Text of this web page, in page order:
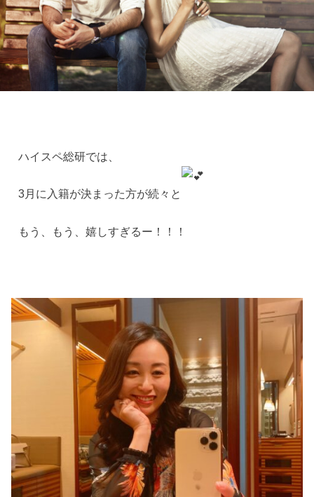
ハイスペ総研では、
3月に入籍が決まった方が続々と
もう、もう、嬉しすぎるー！！！